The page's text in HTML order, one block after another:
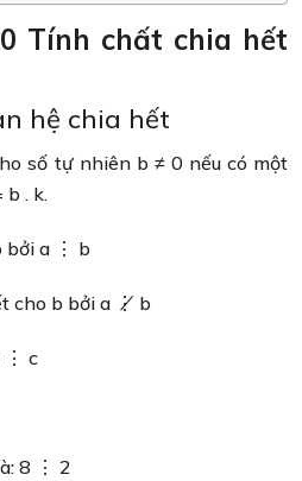
Tính chất chia hết
hệ chia hết
số tự nhiên b ≠ 0 nếu có một
b . k.
bởi a ⋮ b
cho b bởi a ⋮̸ b
⋮ c
8 ⋮ 2